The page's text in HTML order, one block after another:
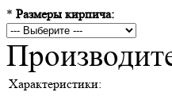
* Размеры кирпича:
Характеристики: